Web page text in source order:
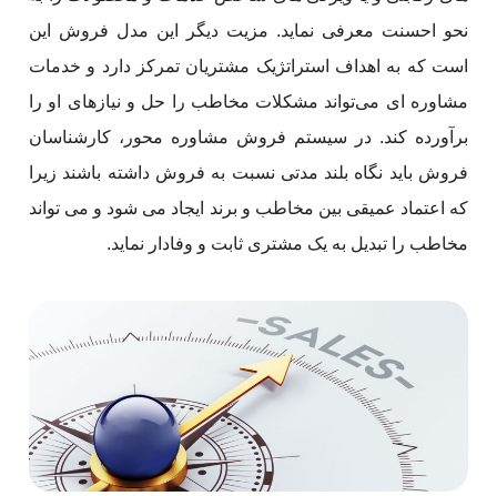
نحو احسنت معرفی نماید. مزیت دیگر این مدل فروش این
است که به اهداف استراتژیک مشتریان تمرکز دارد و خدمات
مشاوره‌ ای می‌تواند مشکلات مخاطب را حل و نیازهای او را
برآورده کند. در سیستم فروش مشاوره محور، کارشناسان
فروش باید نگاه بلند مدتی نسبت به فروش داشته باشند زیرا
که اعتماد عمیقی بین مخاطب و برند ایجاد می شود و می تواند
مخاطب را تبدیل به یک مشتری ثابت و وفادار نماید.